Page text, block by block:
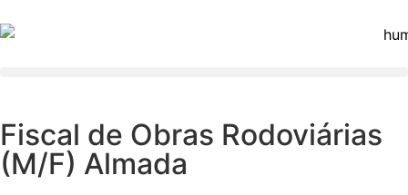
Fiscal de Obras Rodoviárias
(M/F) Almada